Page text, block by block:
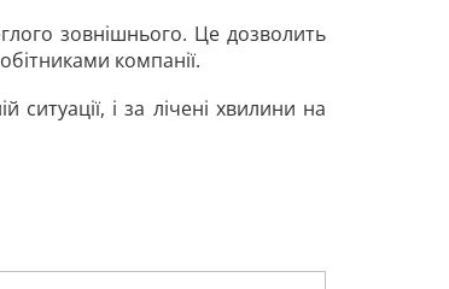
зовнішнього. Це дозволить
компанії.
і за лічені хвилини на